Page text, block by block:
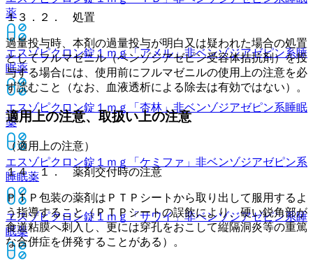
薬
エスゾピクロン錠１ｍｇ「アメル」非ベンゾジアゼピン系睡
眠薬
エスゾピクロン錠１ｍｇ「杏林」非ベンゾジアゼピン系睡眠
薬
エスゾピクロン錠１ｍｇ「ケミファ」 非ベンゾジアゼピン系
睡眠薬
エスゾピクロン錠１ｍｇ「サワイ」非ベンゾジアゼピン系睡
眠薬
１３．２． 処置
過量投与時、本剤の過量投与が明白又は疑われた場合の処置
としてフルマゼニル（ベンゾジアゼピン受容体拮抗剤）を投
与する場合には、使用前にフルマゼニルの使用上の注意を必
ず読むこと（なお、血液透析による除去は有効ではない）。
適用上の注意、取扱い上の注意
（適用上の注意）
１４．１． 薬剤交付時の注意
ＰＴＰ包装の薬剤はＰＴＰシートから取り出して服用するよ
う指導すること（ＰＴＰシートの誤飲により、硬い鋭角部が
食道粘膜へ刺入し、更には穿孔をおこして縦隔洞炎等の重篤
な合併症を併発することがある）。